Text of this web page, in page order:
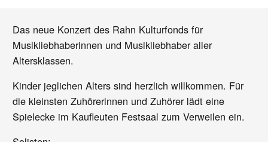
Das neue Konzert des Rahn Kulturfonds für
Musikliebhaberinnen und Musikliebhaber aller
Altersklassen.
Kinder jeglichen Alters sind herzlich willkommen. Für
die kleinsten Zuhörerinnen und Zuhörer lädt eine
Spielecke im Kaufleuten Festsaal zum Verweilen ein.